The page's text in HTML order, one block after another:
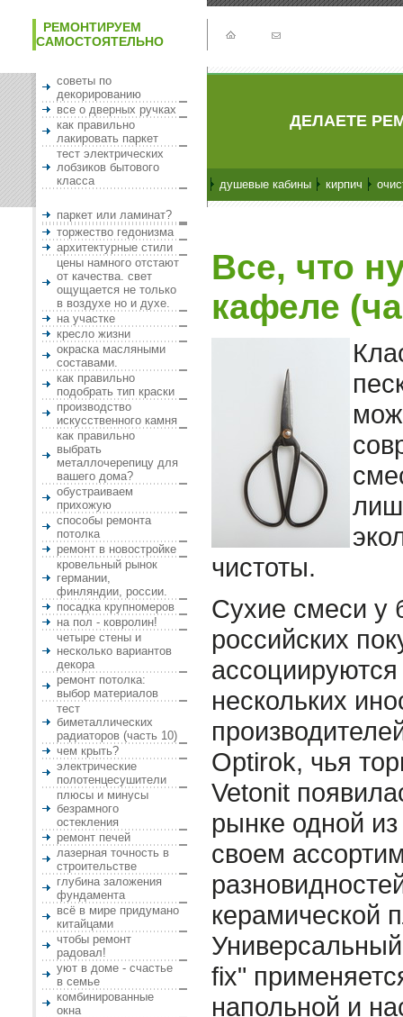
РЕМОНТИРУЕМ
САМОСТОЯТЕЛЬНО
советы по
декорированию
все о дверных ручках
как правильно
лакировать паркет
тест электрических
лобзиков бытового
класса
ДЕЛАЕТЕ
душевые кабины кирпич
паркет или ламинат?
торжество гедонизма
архитектурные стили
цены намного отстают
от качества. свет
ощущается не только
в воздухе но и духе.
на участке
кресло жизни
окраска масляными
составами.
как правильно
подобрать тип краски
производство
искусственного камня
как правильно
выбрать
металлочерепицу для
вашего дома?
обустраиваем
прихожую
способы ремонта
потолка
ремонт в новостройке
кровельный рынок
германии,
финляндии, россии.
посадка крупномеров
на пол - ковролин!
четыре стены и
несколько вариантов
декора
ремонт потолка:
выбор материалов
тест
биметаллических
радиаторов (часть 10)
чем крыть?
электрические
полотенцесушители
плюсы и минусы
безрамного
остекления
ремонт печей
лазерная точность в
строительстве
глубина заложения
фундамента
всё в мире придумано
китайцами
чтобы ремонт
радовал!
уют в доме - счастье
в семье
комбинированные
окна
Все, что
кафеле
чистоты.
Сухие смеси у
российских
нескольких
Optirok, чья
Vetonit
рынке одной
своем
керамической
fix"
напольной и